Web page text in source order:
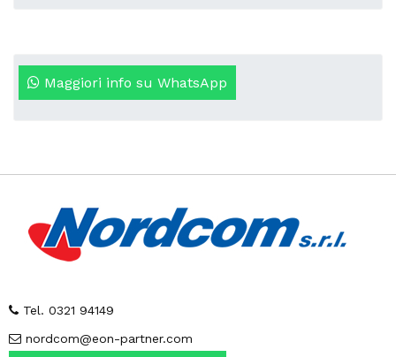
Maggiori info su WhatsApp
Tel. 0321 94149
nordcom@eon-partner.com